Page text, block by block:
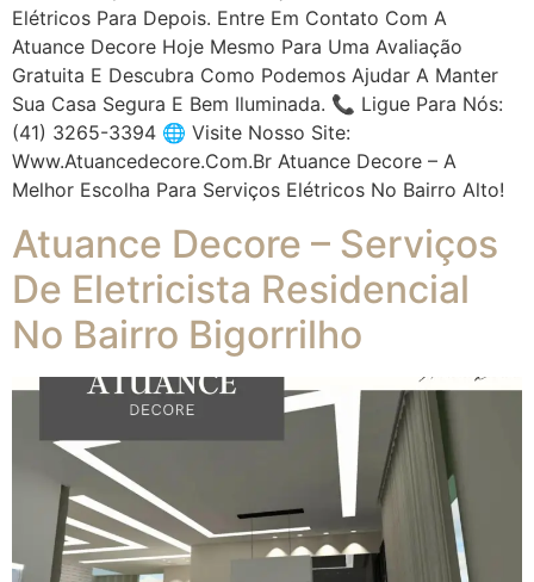
Elétricos Para Depois. Entre Em Contato Com A
Atuance Decore Hoje Mesmo Para Uma Avaliação
Gratuita E Descubra Como Podemos Ajudar A Manter
Sua Casa Segura E Bem Iluminada. 📞 Ligue Para Nós:
(41) 3265-3394 🌐 Visite Nosso Site:
Www.atuancedecore.com.br Atuance Decore – A
Melhor Escolha Para Serviços Elétricos No Bairro Alto!
Atuance Decore – Serviços
De Eletricista Residencial
No Bairro Bigorrilho